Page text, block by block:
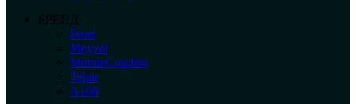
БРЕНД
Frost
Meyvel
MobileComfort
Telair
А100